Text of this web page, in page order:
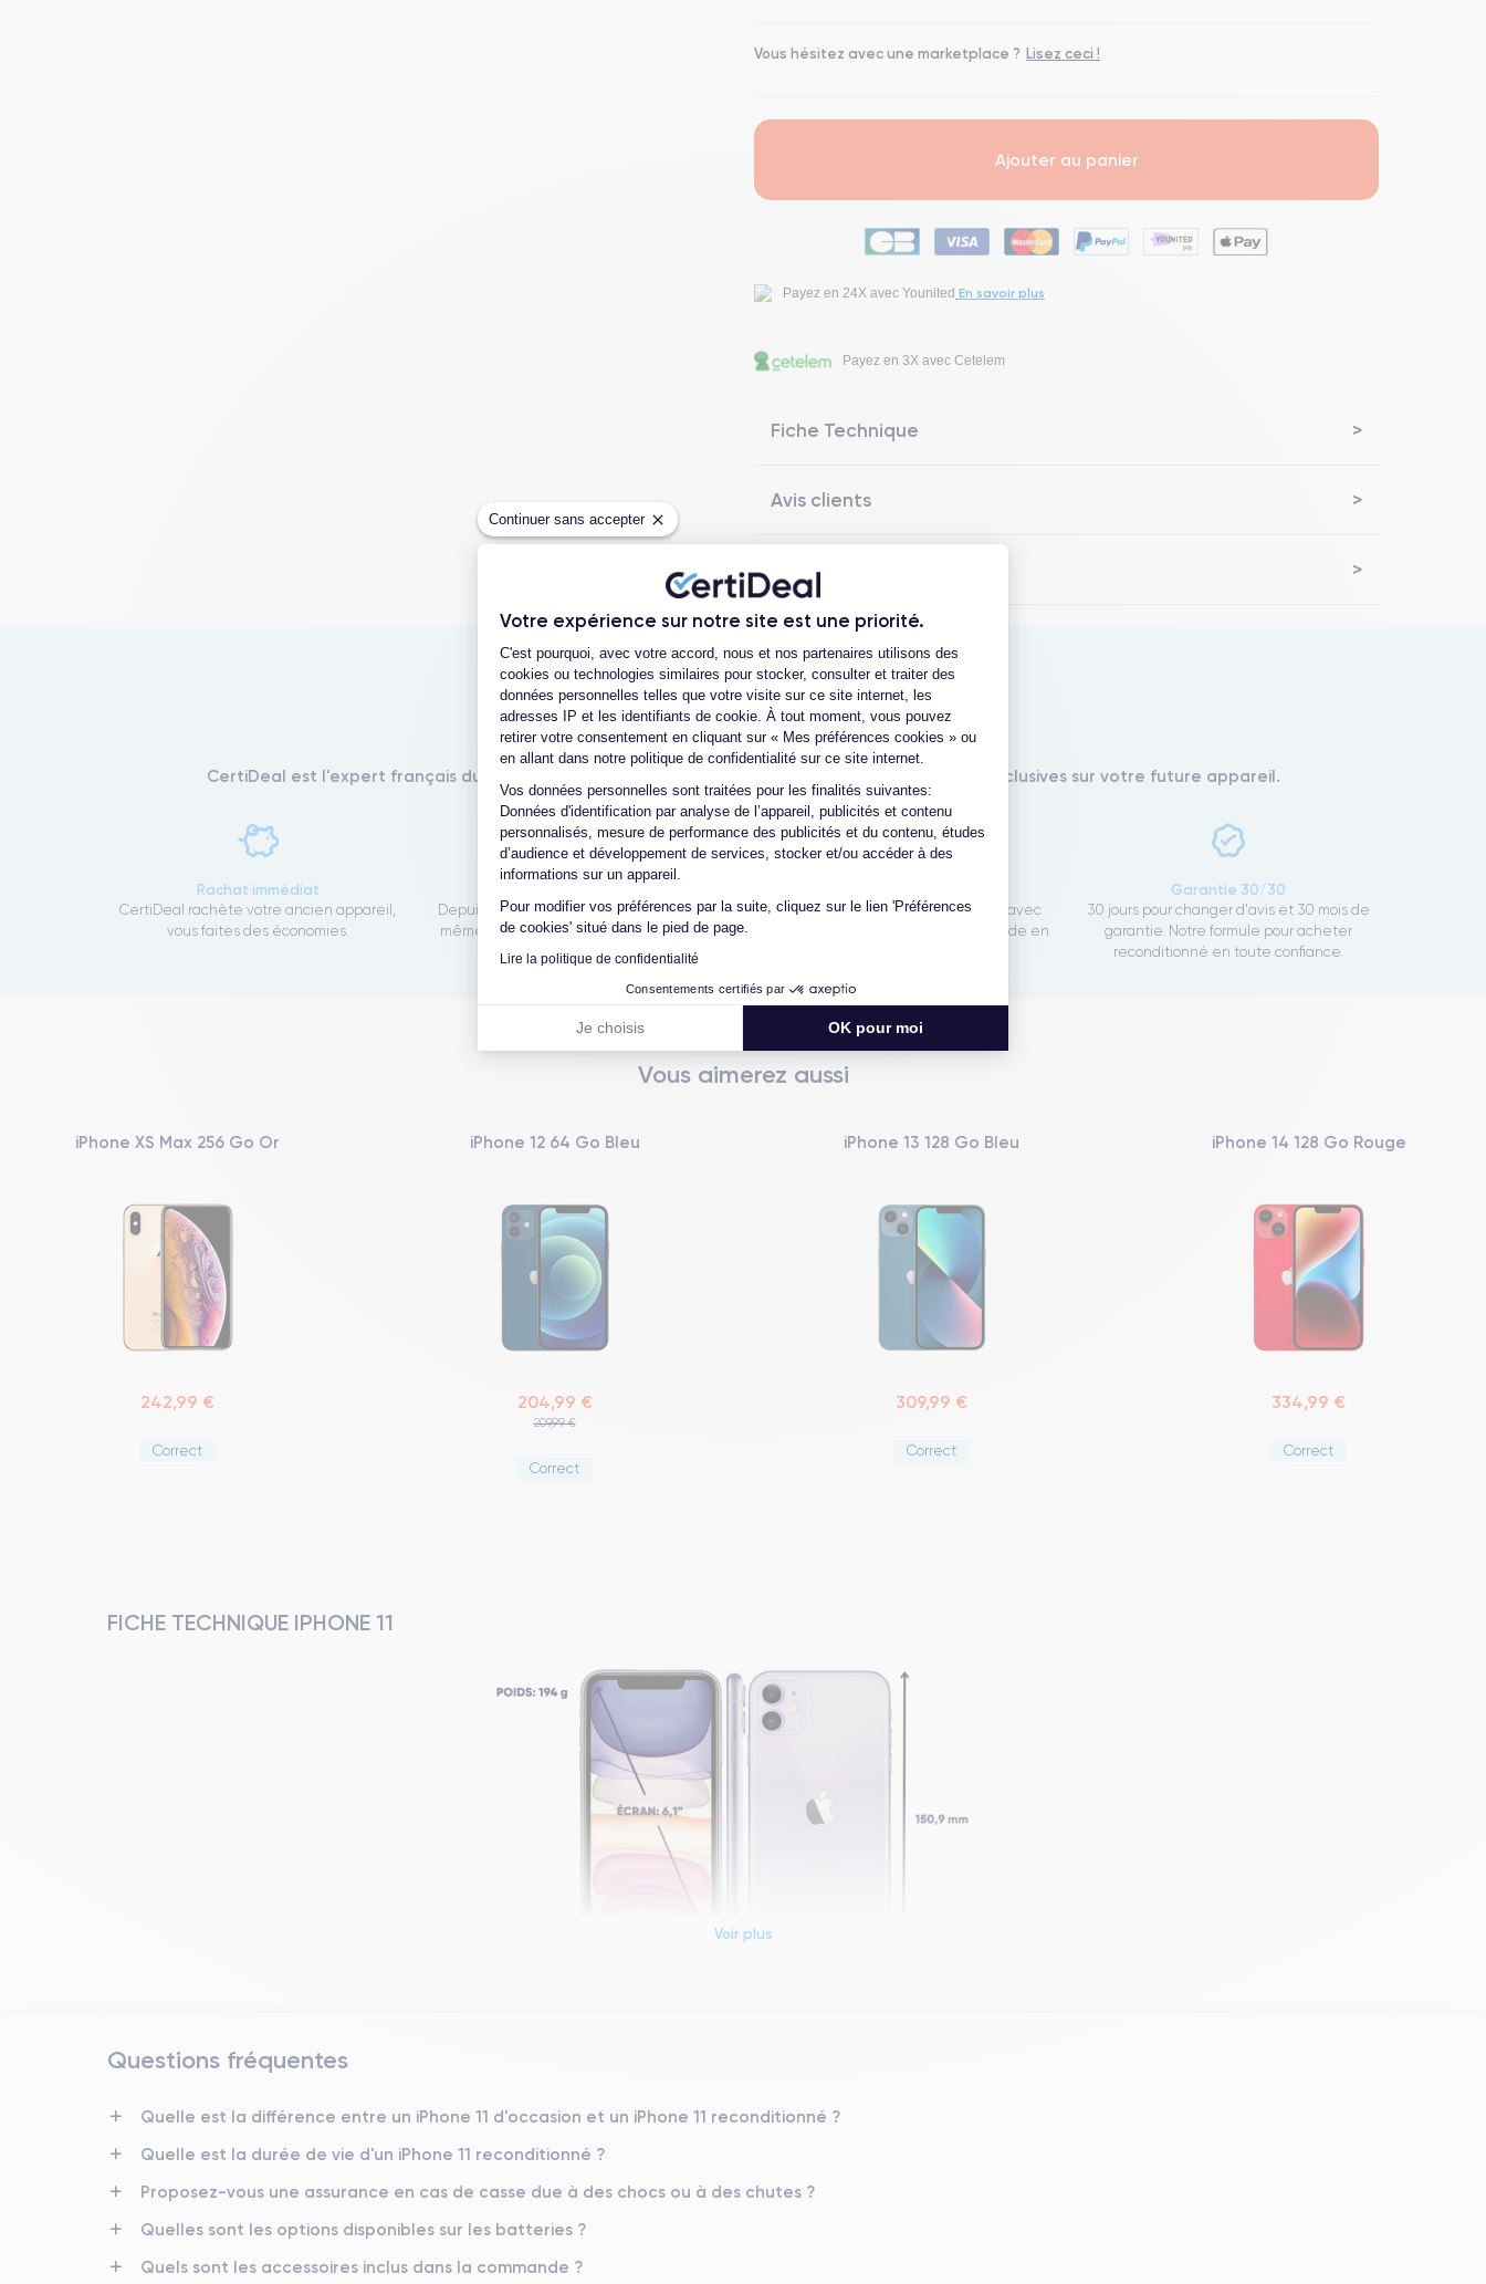
Continuer sans accepter
Votre expérience sur notre site est une priorité.
Plateforme de Gestion du Consentement : Personnalisez vos Options
C'est pourquoi, avec votre accord, nous et nos partenaires utilisons des
cookies ou technologies similaires pour stocker, consulter et traiter des
données personnelles telles que votre visite sur ce site internet, les
adresses IP et les identifiants de cookie. À tout moment, vous pouvez
retirer votre consentement en cliquant sur « Mes préférences cookies » ou
en allant dans notre politique de confidentialité sur ce site internet.
Vos données personnelles sont traitées pour les finalités suivantes:
Données d'identification par analyse de l’appareil, publicités et contenu
personnalisés, mesure de performance des publicités et du contenu, études
d’audience et développement de services, stocker et/ou accéder à des
informations sur un appareil.
Pour modifier vos préférences par la suite, cliquez sur le lien 'Préférences
de cookies' situé dans le pied de page.
Lire la politique de confidentialité
Consentements certifiés par
Je choisis OK pour moi
Axeptio consent
Vous hésitez avec une marketplace ? Lisez ceci !
Ajouter au panier
Payez en 24X avec Younited En savoir plus
Payez en 3X avec Cetelem
Fiche Technique
Avis clients
Questions fréquentes
Les garanties CertiDeal
CertiDeal est l'expert français du reconditionné. En achetant ici, vous bénéficiez de garanties exclusives sur votre future appareil.
Rachat immédiat
CertiDeal rachète votre ancien appareil,
vous faites des économies.
Depuis 10 ans, nous reconditionnons nous-
même tous nos produits pour un maximum
de qualité.
Nos équipes sont en contact direct avec
notre atelier pour une résolution rapide en
Garantie 30/30
30 jours pour changer d'avis et 30 mois de
garantie. Notre formule pour acheter
reconditionné en toute confiance.
Vous aimerez aussi
iPhone XS Max 256 Go Or
242,99 €
Correct
iPhone 12 64 Go Bleu
204,99 €
209,99 €
Correct
iPhone 13 128 Go Bleu
309,99 €
Correct
iPhone 14 128 Go Rouge
334,99 €
Correct
FICHE TECHNIQUE IPHONE 11
10/09/2019 iOS (iOS 26)
Dimensions
Écran
Voir plus
Questions fréquentes
Quelle est la différence entre un iPhone 11 d'occasion et un iPhone 11 reconditionné ?
Quelle est la durée de vie d'un iPhone 11 reconditionné ?
Proposez-vous une assurance en cas de casse due à des chocs ou à des chutes ?
Quelles sont les options disponibles sur les batteries ?
Quels sont les accessoires inclus dans la commande ?